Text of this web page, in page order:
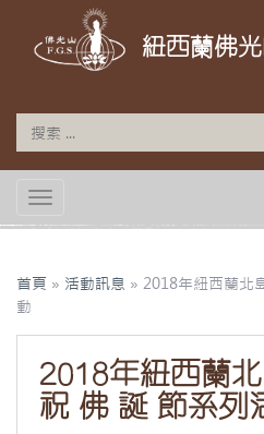
紐西蘭佛
TOGGLE NAVIGATION
首頁 » 活動訊息 » 2018年紐西蘭北
動
2018年紐西蘭
祝 佛 誕 節系列